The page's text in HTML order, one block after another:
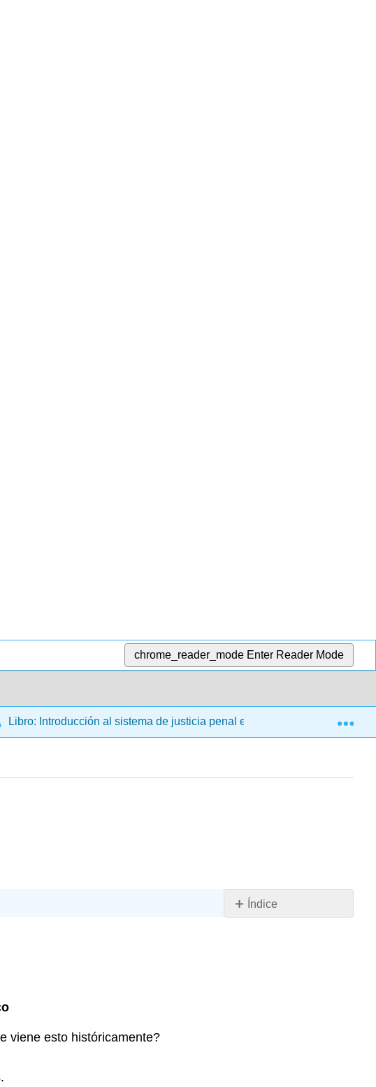
chrome_reader_mode Enter Reader Mode
Libro: Introducción al sistema de justicia penal estadounidense (Burke et
Índice
Sin
viene esto históricamente?